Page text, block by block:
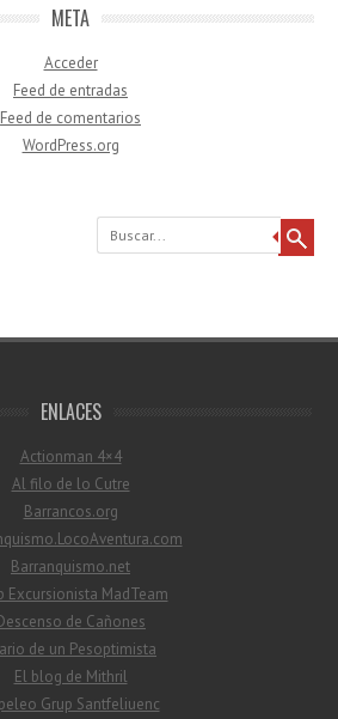
META
Acceder
Feed de entradas
Feed de comentarios
WordPress.org
Buscar
ENLACES
Actionman 4×4
Al filo de lo Cutre
Barrancos.org
Barranquismo.net
Excursionista MadTeam
de Cañones
de un Pesoptimista
El blog de Mithril
Grup Santfeliuenc